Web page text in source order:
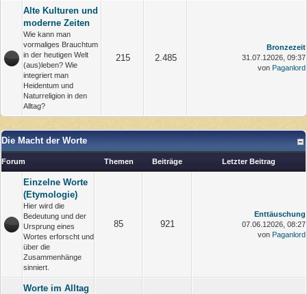
Alte Kulturen und
moderne Zeiten
Wie kann man
vormaliges Brauchtum
in der heutigen Welt
(aus)leben? Wie
integriert man
Heidentum und
Naturreligion in den
Alltag?
215 2.485
Bronzezeit
31.07.12026, 09:37
von Paganlord
Die Macht der Worte
Forum Themen Beiträge Letzter Beitrag
Einzelne Worte
(Etymologie)
Hier wird die
Bedeutung und der
Ursprung eines
Wortes erforscht und
über die
Zusammenhänge
sinniert.
85 921
Enttäuschung
07.06.12026, 08:27
von Paganlord
Worte im Alltag